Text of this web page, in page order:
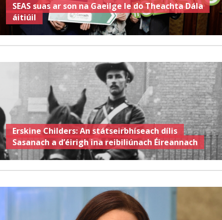
SEAS suas ar son na Gaeilge le do Theachta Dála
áitiúil
Erskine Childers: An státseirbhíseach dílis
Sasanach a d’éirigh ina reibiliúnach Éireannach